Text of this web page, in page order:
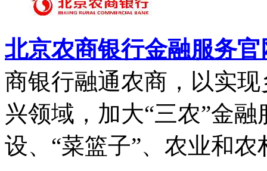
北京农商银行金融服务官
商银行融通农商，以实
兴领域，加大“三农”金
设、“菜篮子”、农业和